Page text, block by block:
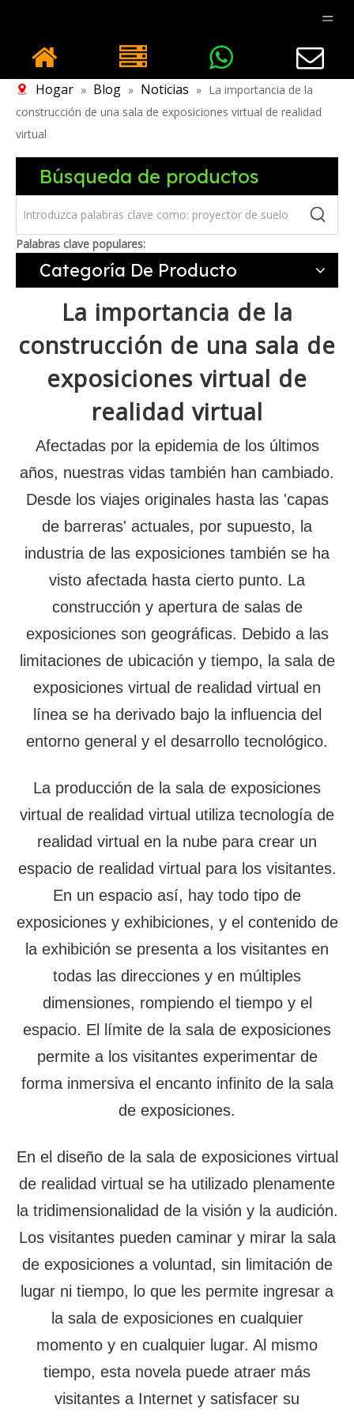
Hogar » Blog » Noticias » La importancia de la
construcción de una sala de exposiciones virtual de realidad
virtual
Búsqueda de productos
Palabras clave populares:
Categoría De Producto
La importancia de la
construcción de una sala de
exposiciones virtual de
realidad virtual
Afectadas por la epidemia de los últimos
años, nuestras vidas también han cambiado.
Desde los viajes originales hasta las 'capas
de barreras' actuales, por supuesto, la
industria de las exposiciones también se ha
visto afectada hasta cierto punto. La
construcción y apertura de salas de
exposiciones son geográficas. Debido a las
limitaciones de ubicación y tiempo, la sala de
exposiciones virtual de realidad virtual en
línea se ha derivado bajo la influencia del
entorno general y el desarrollo tecnológico.
La producción de la sala de exposiciones
virtual de realidad virtual utiliza tecnología de
realidad virtual en la nube para crear un
espacio de realidad virtual para los visitantes.
En un espacio así, hay todo tipo de
exposiciones y exhibiciones, y el contenido de
la exhibición se presenta a los visitantes en
todas las direcciones y en múltiples
dimensiones, rompiendo el tiempo y el
espacio. El límite de la sala de exposiciones
permite a los visitantes experimentar de
forma inmersiva el encanto infinito de la sala
de exposiciones.
En el diseño de la sala de exposiciones virtual
de realidad virtual se ha utilizado plenamente
la tridimensionalidad de la visión y la audición.
Los visitantes pueden caminar y mirar la sala
de exposiciones a voluntad, sin limitación de
lugar ni tiempo, lo que les permite ingresar a
la sala de exposiciones en cualquier
momento y en cualquier lugar. Al mismo
tiempo, esta novela puede atraer más
visitantes a Internet y satisfacer su